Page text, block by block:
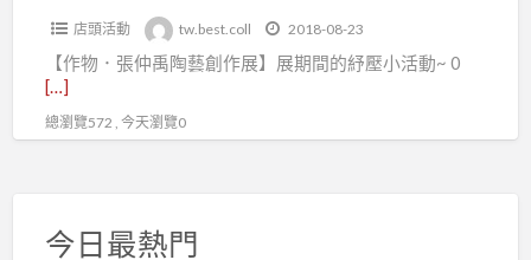
店頭活動 tw.best.coll 2018-08-23
【作物．張仲禹陶藝創作展】展期間的紓壓小活動~ 0
[…]
總瀏覽572 , 今天瀏覽0
今日最熱門